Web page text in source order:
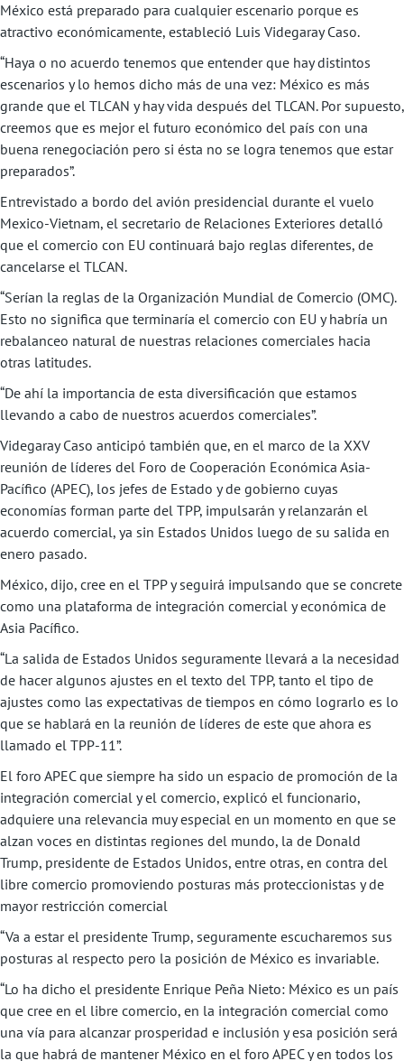
México está preparado para cualquier escenario porque es
atractivo económicamente, estableció Luis Videgaray Caso.
“Haya o no acuerdo tenemos que entender que hay distintos
escenarios y lo hemos dicho más de una vez: México es más
grande que el TLCAN y hay vida después del TLCAN. Por supuesto,
creemos que es mejor el futuro económico del país con una
buena renegociación pero si ésta no se logra tenemos que estar
preparados”.
Entrevistado a bordo del avión presidencial durante el vuelo
Mexico-Vietnam, el secretario de Relaciones Exteriores detalló
que el comercio con EU continuará bajo reglas diferentes, de
cancelarse el TLCAN.
“Serían la reglas de la Organización Mundial de Comercio (OMC).
Esto no significa que terminaría el comercio con EU y habría un
rebalanceo natural de nuestras relaciones comerciales hacia
otras latitudes.
“De ahí la importancia de esta diversificación que estamos
llevando a cabo de nuestros acuerdos comerciales”.
Videgaray Caso anticipó también que, en el marco de la XXV
reunión de líderes del Foro de Cooperación Económica Asia-
Pacífico (APEC), los jefes de Estado y de gobierno cuyas
economías forman parte del TPP, impulsarán y relanzarán el
acuerdo comercial, ya sin Estados Unidos luego de su salida en
enero pasado.
México, dijo, cree en el TPP y seguirá impulsando que se concrete
como una plataforma de integración comercial y económica de
Asia Pacífico.
“La salida de Estados Unidos seguramente llevará a la necesidad
de hacer algunos ajustes en el texto del TPP, tanto el tipo de
ajustes como las expectativas de tiempos en cómo lograrlo es lo
que se hablará en la reunión de líderes de este que ahora es
llamado el TPP-11”.
El foro APEC que siempre ha sido un espacio de promoción de la
integración comercial y el comercio, explicó el funcionario,
adquiere una relevancia muy especial en un momento en que se
alzan voces en distintas regiones del mundo, la de Donald
Trump, presidente de Estados Unidos, entre otras, en contra del
libre comercio promoviendo posturas más proteccionistas y de
mayor restricción comercial
“Va a estar el presidente Trump, seguramente escucharemos sus
posturas al respecto pero la posición de México es invariable.
“Lo ha dicho el presidente Enrique Peña Nieto: México es un país
que cree en el libre comercio, en la integración comercial como
una vía para alcanzar prosperidad e inclusión y esa posición será
la que habrá de mantener México en el foro APEC y en todos los